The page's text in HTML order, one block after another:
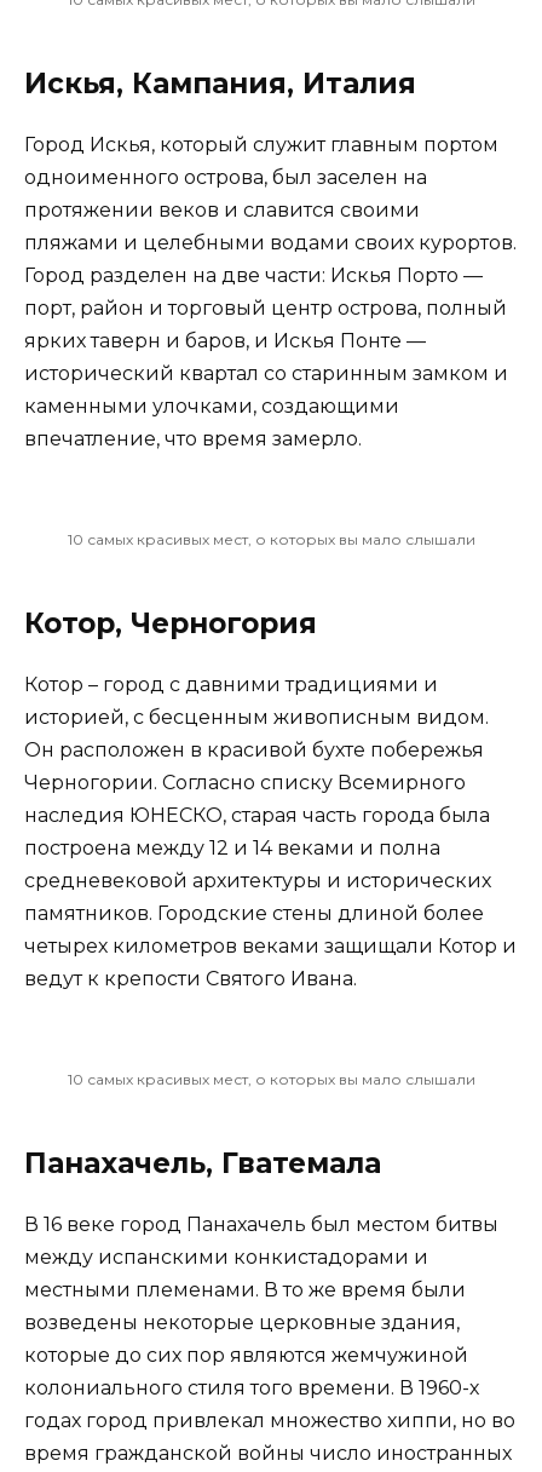
Искья, Кампания, Италия
Город Искья, который служит главным портом
одноименного острова, был заселен на
протяжении веков и славится своими
пляжами и целебными водами своих курортов.
Город разделен на две части: Искья Порто —
порт, район и торговый центр острова, полный
ярких таверн и баров, и Искья Понте —
исторический квартал со старинным замком и
каменными улочками, создающими
впечатление, что время замерло.
10 самых красивых мест, о которых вы мало слышали
Котор, Черногория
Котор – город с давними традициями и
историей, с бесценным живописным видом.
Он расположен в красивой бухте побережья
Черногории. Согласно списку Всемирного
наследия ЮНЕСКО, старая часть города была
построена между 12 и 14 веками и полна
средневековой архитектуры и исторических
памятников. Городские стены длиной более
четырех километров веками защищали Котор и
ведут к крепости Святого Ивана.
10 самых красивых мест, о которых вы мало слышали
Панахачель, Гватемала
В 16 веке город Панахачель был местом битвы
между испанскими конкистадорами и
местными племенами. В то же время были
возведены некоторые церковные здания,
которые до сих пор являются жемчужиной
колониального стиля того времени. В 1960-х
годах город привлекал множество хиппи, но во
время гражданской войны число иностранных